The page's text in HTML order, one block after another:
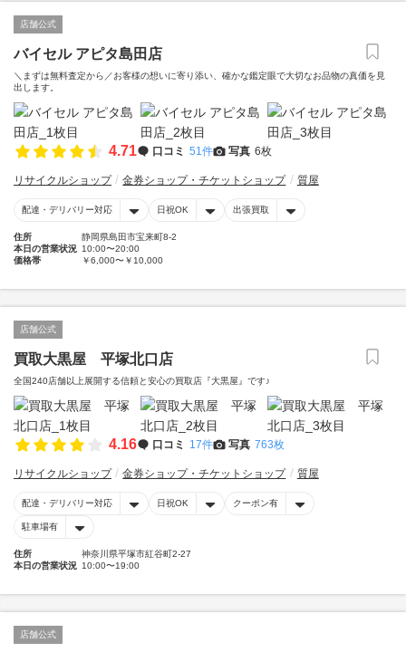
店舗公式
バイセル アピタ島田店
＼まずは無料査定から／お客様の想いに寄り添い、確かな鑑定眼で大切なお品物の真価を見
出します。
4.71 口コミ 51件 写真 6枚
リサイクルショップ 金券ショップ・チケットショップ 質屋
配達・デリバリー対応 日祝OK 出張買取
住所
静岡県島田市宝来町8-2
本日の営業状況 10:00〜20:00
価格帯
￥6,000〜￥10,000
店舗公式
買取大黒屋 平塚北口店
全国240店舗以上展開する信頼と安心の買取店『大黒屋』です♪
4.16 口コミ 17件 写真 763枚
リサイクルショップ 金券ショップ・チケットショップ 質屋
配達・デリバリー対応 日祝OK クーポン有
駐車場有
住所
神奈川県平塚市紅谷町2-27
本日の営業状況 10:00〜19:00
店舗公式